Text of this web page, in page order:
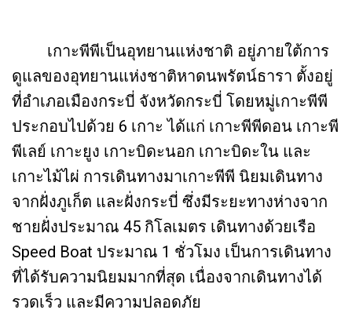
เกาะพีพีเป็นอุทยานแห่งชาติ อยู่ภายใต้การ
ดูแลของอุทยานแห่งชาติหาดนพรัตน์ธารา ตั้งอยู่
ที่อำเภอเมืองกระบี่ จังหวัดกระบี่ โดยหมู่เกาะพีพี
ประกอบไปด้วย 6 เกาะ ได้แก่ เกาะพีพีดอน เกาะพี
พีเลย์ เกาะยูง เกาะบิดะนอก เกาะบิดะใน และ
เกาะไม้ไผ่ การเดินทางมาเกาะพีพี นิยมเดินทาง
จากฝั่งภูเก็ต และฝั่งกระบี่ ซึ่งมีระยะทางห่างจาก
ชายฝั่งประมาณ 45 กิโลเมตร เดินทางด้วยเรือ
Speed Boat ประมาณ 1 ชั่วโมง เป็นการเดินทาง
ที่ได้รับความนิยมมากที่สุด เนื่องจากเดินทางได้
รวดเร็ว และมีความปลอดภัย